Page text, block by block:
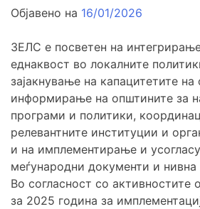
Објавено на 16/01/2026
ЗЕЛС е посветен на
еднаквост во локалните
зајакнување на капацитетите на
информирање на општините за
програми и политики,
релевантните институции и
и на имплементирање и
меѓународни документи и нивна
Во согласност со активностите
за 2025 година за